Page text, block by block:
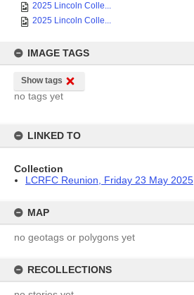
2025 Lincoln Colle...
2025 Lincoln Colle...
IMAGE TAGS
Show tags
no tags yet
LINKED TO
Collection
LCRFC Reunion, Friday 23 May 2025
MAP
no geotags or polygons yet
RECOLLECTIONS